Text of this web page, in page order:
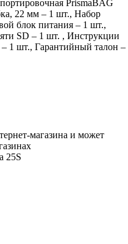
PrismaBAG
22 мм – 1 шт., Набор
блок питания – 1 шт.,
SD – 1 шт. , Инструкции
– 1 шт., Гарантийный талон –
магазина и может
25S